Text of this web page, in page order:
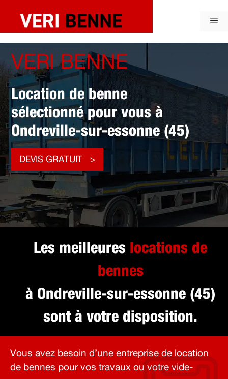
contenu
VERI BENNE
Location de benne
sélectionné pour vous à
Ondreville-sur-essonne (45)
DEVIS GRATUIT
Les meilleures locations de
bennes
à Ondreville-sur-essonne (45)
sont à votre disposition.
Vous avez besoin d’une entreprise de location
de bennes pour vos travaux ou votre vide-